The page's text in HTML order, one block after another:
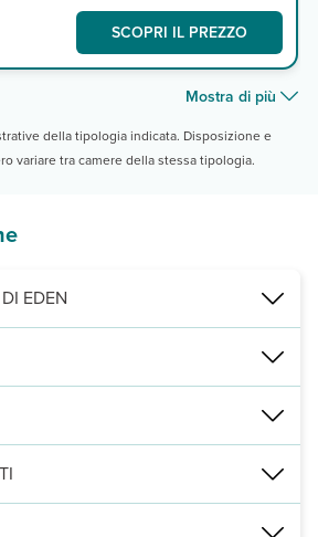
SCOPRI IL PREZZO
Mostra di più
della tipologia indicata. Disposizione e
variare tra camere della stessa tipologia.
EDEN
con la natura
in una graziosa villa in posizione
1 km dal centro, 35 da Argostoli e
con lettini e ombrelloni a
, max 4 adulti) disposti su 3 piani con